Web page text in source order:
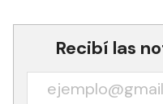
Recibí las